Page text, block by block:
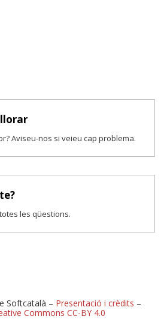
Aviseu-nos si veieu cap problema.
les qüestions.
Softcatalà – Presentació i crèdits –
Commons CC-BY 4.0